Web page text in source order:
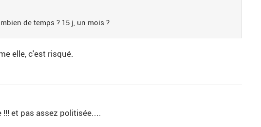
de temps ? 15 j, un mois ?
elle, c'est risqué.
et pas assez politisée....